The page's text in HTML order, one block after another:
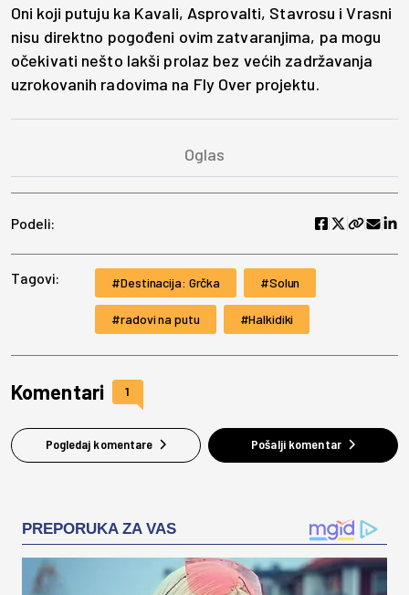
Oni koji putuju ka Kavali, Asprovalti, Stavrosu i Vrasni
nisu direktno pogođeni ovim zatvaranjima, pa mogu
očekivati nešto lakši prolaz bez većih zadržavanja
uzrokovanih radovima na Fly Over projektu.
Podeli:
Tagovi: Destinacija: Grčka Solun
radovi na putu Halkidiki
Komentari 1
Pogledaj komentare Pošalji komentar
PREPORUKA ZA VAS